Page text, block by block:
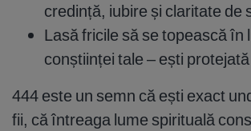
credință, iubire și claritate de
Lasă fricile să se topească în
conștiinței tale – ești
444 este un semn că ești exact
fii, că întreaga lume spirituală